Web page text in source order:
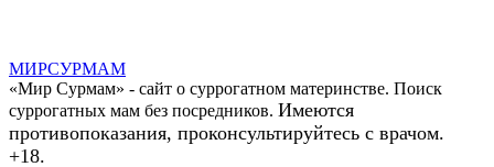
МИРСУРМАМ
«Мир Сурмам» - сайт о суррогатном материнстве. Поиск
суррогатных мам без посредников. Имеются
противопоказания, проконсультируйтесь с врачом.
+18.